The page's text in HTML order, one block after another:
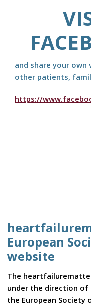
and share your own
other patients,
https://
European
website
The
under the direction
the European Society